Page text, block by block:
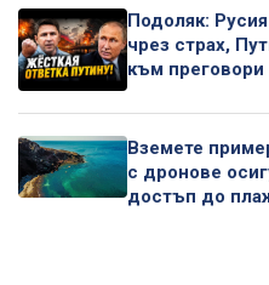
Подоляк:
чрез страх,
към преговори
Вземете
с дронове
достъп до